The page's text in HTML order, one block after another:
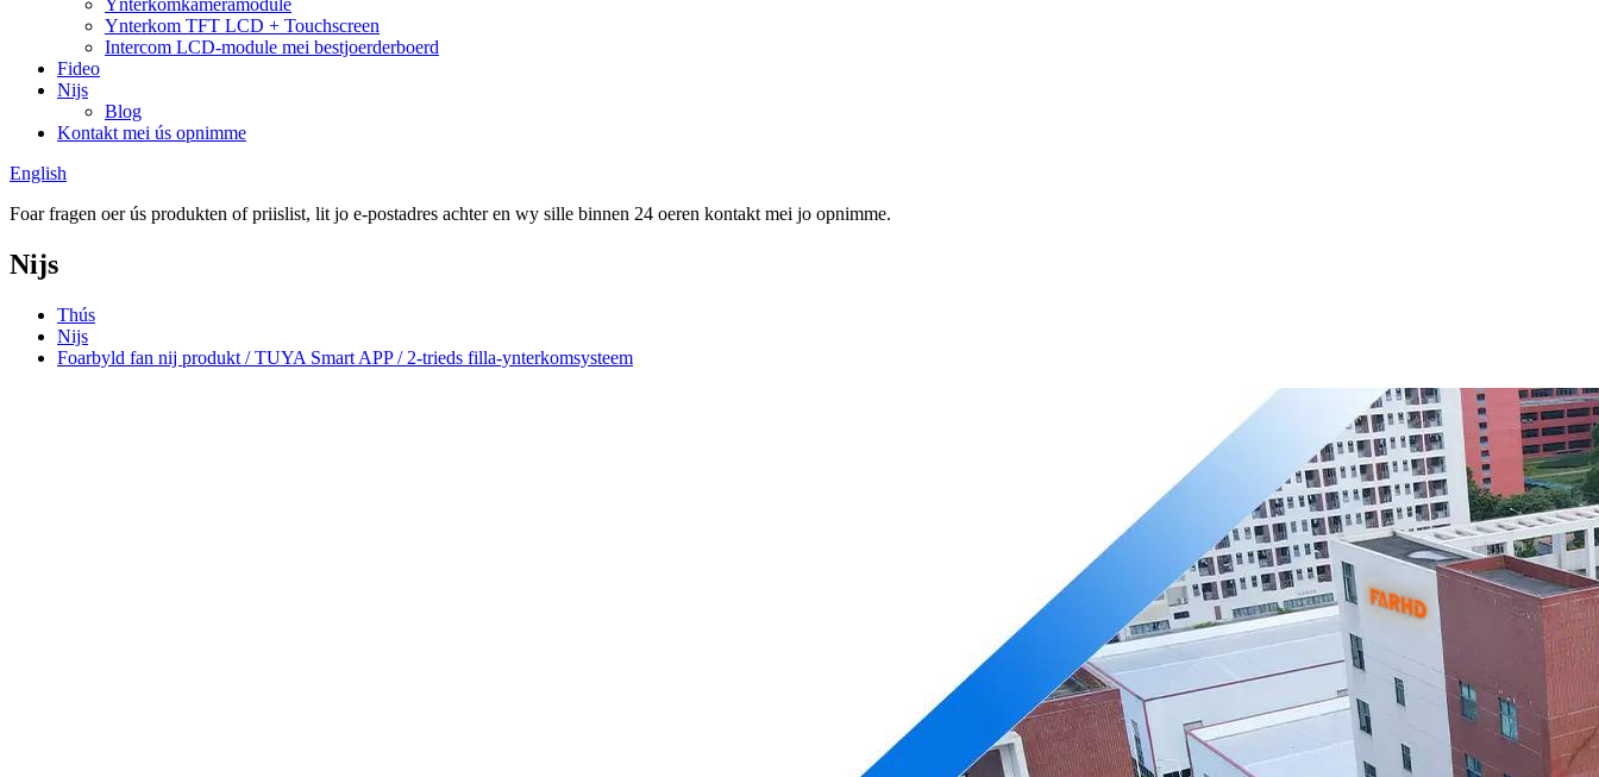
Ynterkomkameramodule
Ynterkom TFT LCD + Touchscreen
Intercom LCD-module mei bestjoerderboerd
Fideo
Nijs
Blog
Kontakt mei ús opnimme
English
Foar fragen oer ús produkten of priislist, lit jo e-postadres achter en wy sille binnen 24 oeren kontakt mei jo opnimme.
Nijs
Thús
Nijs
Foarbyld fan nij produkt / TUYA Smart APP / 2-trieds filla-ynterkomsysteem